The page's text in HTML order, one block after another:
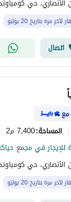
مرة بتاريخ 20 يوليو
اتصال
مع
المساحة:7,400 م2
في مجمع
مرة بتاريخ 20 يوليو